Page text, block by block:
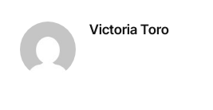
Victoria Toro